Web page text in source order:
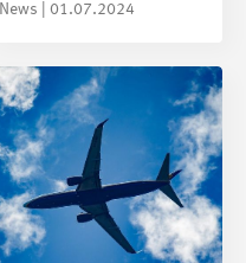
News | 01.07.2024